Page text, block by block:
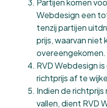
Partijen komen
Webdesign een
tenzij partijen
prijs, waarvan niet
overeengekomen.
RVD Webdesign
richtprijs af te
Indien de
vallen, dient RVD